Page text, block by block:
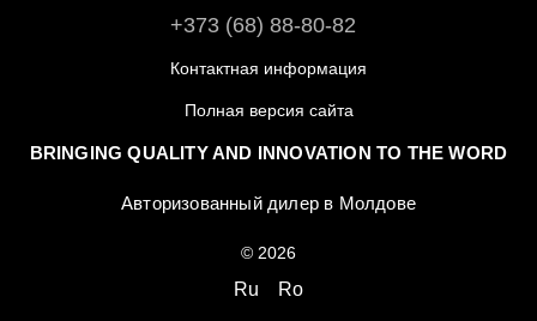
+373 (68) 88-80-82
Контактная информация
Полная версия сайта
BRINGING QUALITY AND INNOVATION TO THE WORD
Авторизованный дилер в Молдове
© 2026
Ru Ro